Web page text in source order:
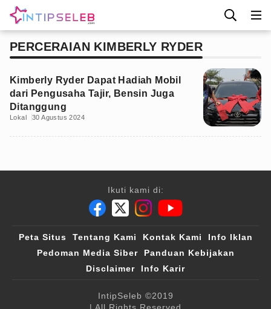
PERCERAIAN KIMBERLY RYDER
Kimberly Ryder Dapat Hadiah Mobil
dari Pengusaha Tajir, Bensin Juga
Ditanggung
Lokal 30 Agustus 2024
Ikuti kami di:
Peta Situs Tentang Kami Kontak Kami
Info Iklan
Pedoman Media Siber
Panduan Kebijakan
Disclaimer
Info Karir
IntipSeleb ©2019